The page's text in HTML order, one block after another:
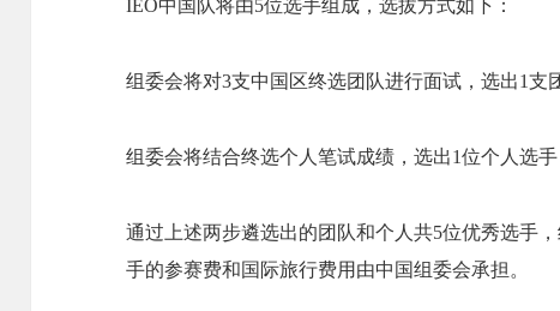
IEO中国队将由5位选手组成，选拔方式如下：
组委会将对3支中国区终选团队进行面试，选出1支
组委会将结合终选个人笔试成绩，选出1位个人选手
通过上述两步遴选出的团队和个人共5位优秀选手
手的参赛费和国际旅行费用由中国组委会承担。